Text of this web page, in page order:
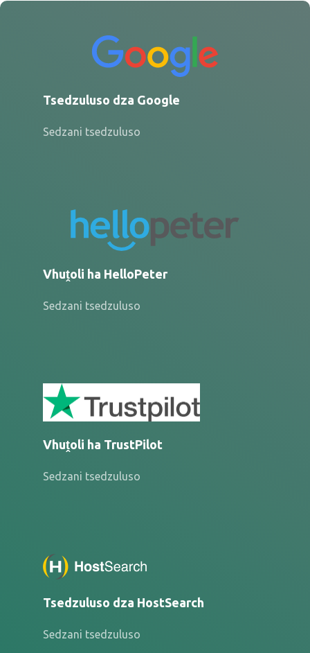
Tsedzuluso dza Google
Sedzani tsedzuluso
Vhuṱoli ha HelloPeter
Sedzani tsedzuluso
Vhuṱoli ha TrustPilot
Sedzani tsedzuluso
Tsedzuluso dza HostSearch
Sedzani tsedzuluso